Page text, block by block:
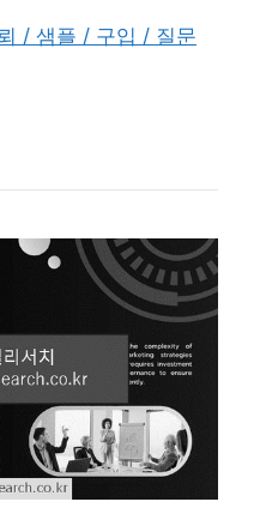
/ 샘플 / 구입 / 질문